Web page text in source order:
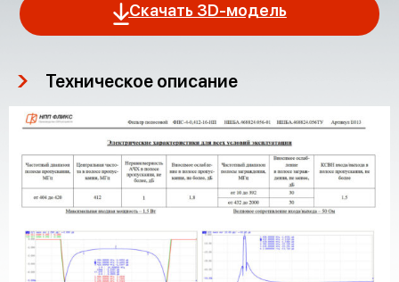
Скачать 3D-модель
Техническое описание